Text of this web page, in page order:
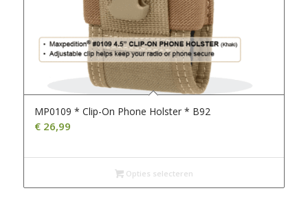
MP0109 * Clip-On Phone Holster * B92
€26,99
Opties selecteren